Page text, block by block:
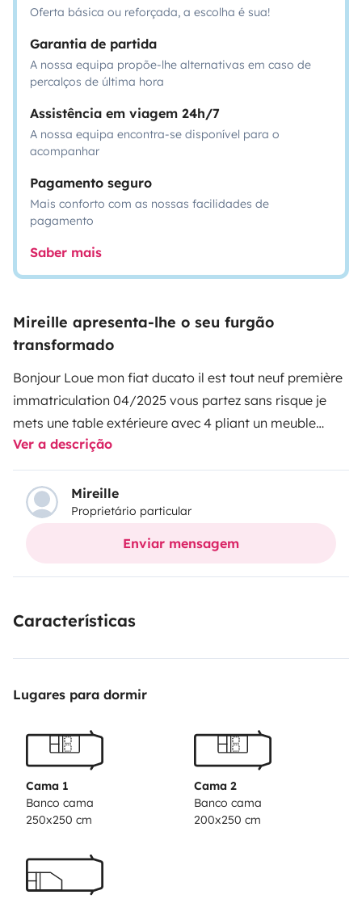
Oferta básica ou reforçada, a escolha é sua!
Garantia de partida
A nossa equipa propõe-lhe alternativas em caso de
percalços de última hora
Assistência em viagem 24h/7
A nossa equipa encontra-se disponível para o
acompanhar
Pagamento seguro
Mais conforto com as nossas facilidades de
pagamento
Saber mais
Mireille apresenta-lhe o seu furgão
transformado
Bonjour Loue mon fiat ducato il est tout neuf première
immatriculation 04/2025 vous partez sans risque je
mets une table extérieure avec 4 pliant un meuble
extérieure pour rangement ou autre plaque de cuisson
extérieure pour celui qui ne veux pas ce servir de la
plaque intérieure.
Ver a descrição
Mireille
Proprietário particular
Enviar mensagem
Características
Lugares para dormir
Cama 1
Banco cama
250x250 cm
Cama 2
Banco cama
200x250 cm